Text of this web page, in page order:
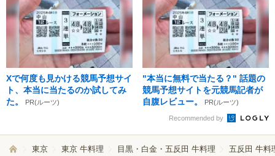
Xで何度も見かける競馬予想サイ
ト、本当に当たるのか試してみ
た。
PR(ルーツ)
"本当に無料で当たる？" 話題の
競馬予想サイトを元競馬記者が
自腹レビュー。
PR(ルーツ)
Recommended by
東京 東京 牛料理 目黒・白金・五反田 牛料理 五反田 牛料